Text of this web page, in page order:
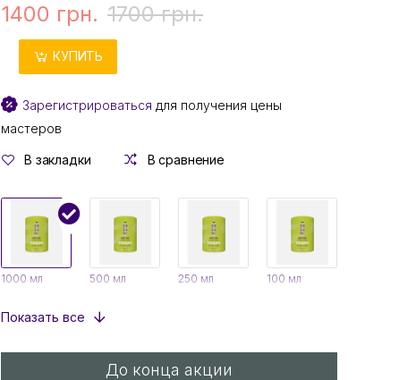
1400 грн. 1700 грн.
КУПИТЬ
Зарегистрироваться для получения цены
мастеров
В закладки В сравнение
1000 мл 500 мл 250 мл 100 мл
Показать все
До конца акции